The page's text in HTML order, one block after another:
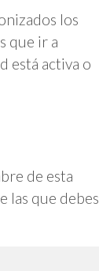
los
que ir a
está activa o
de esta
las que debes